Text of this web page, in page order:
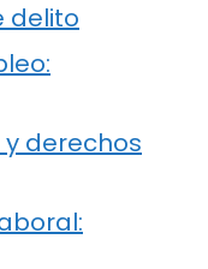
delito
derechos